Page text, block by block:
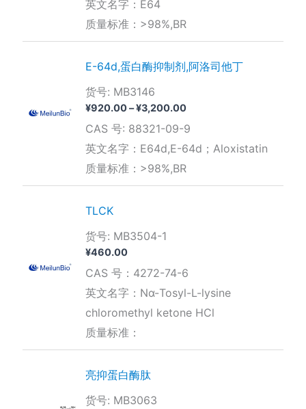
至
英文名字：E64
质量标准：>98%,BR
E-64d,蛋白酶抑制剂,阿洛司他丁
货号: MB3146
¥920.00–¥3,200.00价
范
围：
¥920.00
至
CAS 号: 88321-09-9
英文名字：E64d,E-64d；Aloxistatin
质量标准：>98%,BR
TLCK
货号: MB3504-1
¥460.00
CAS 号：4272-74-6
英文名字：Nα-Tosyl-L-lysine
chloromethyl ketone HCl
质量标准：
亮抑蛋白酶肽
货号: MB3063